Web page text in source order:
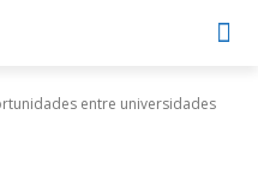
entre universidades